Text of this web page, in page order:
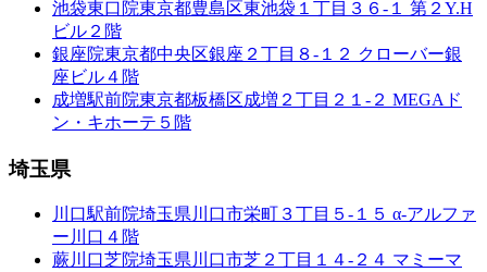
池袋東口院東京都豊島区東池袋１丁目３６-１ 第２Y.H
ビル２階
銀座院東京都中央区銀座２丁目８-１２ クローバー銀
座ビル４階
成増駅前院東京都板橋区成増２丁目２１-２ MEGAド
ン・キホーテ５階
埼玉県
川口駅前院埼玉県川口市栄町３丁目５-１５ α-アルファ
ー川口４階
蕨川口芝院埼玉県川口市芝２丁目１４-２４ マミーマ